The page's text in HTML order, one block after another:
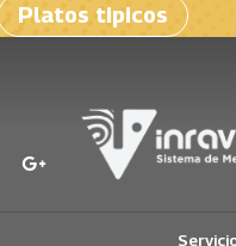
Platos tipicos